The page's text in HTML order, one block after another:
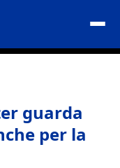
guarda
per la